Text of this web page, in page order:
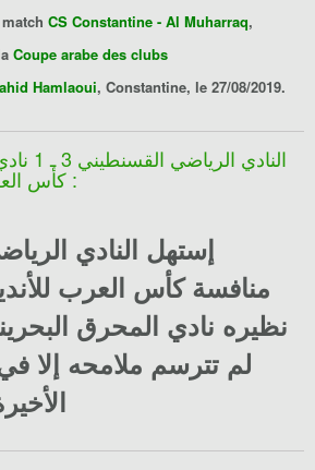
CS Constantine - Al Muharraq,
Coupe arabe des clubs
Hamlaoui, Constantine, le 27/08/2019.
النادي
: كأس
إستهل النادي
منافسةكأس العرب
نظيره نادي المحرق
لم تترسم ملامحه إلا